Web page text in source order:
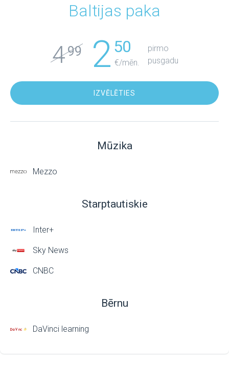
Baltijas paka
499 2 50
€/mēn.
pirmo
pusgadu
IZVĒLĒTIES
Mūzika
Mezzo
Starptautiskie
Inter+
Sky News
CNBC
Bērnu
DaVinci learning